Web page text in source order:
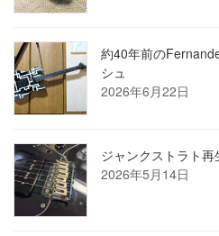
約40年前の
シュ
2026年6月22日
ジャンクストラト再
2026年5月14日